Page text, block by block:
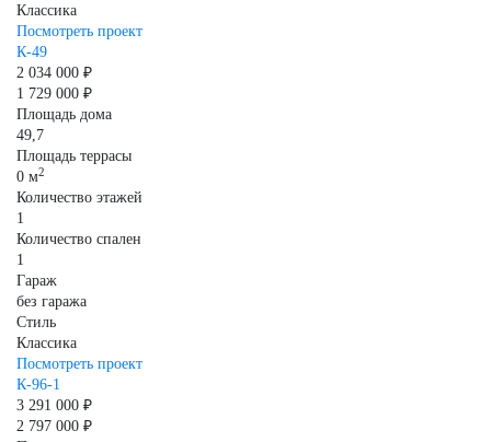
Классика
Посмотреть проект
К-49
2 034 000 ₽
1 729 000 ₽
Площадь дома
49,7
Площадь террасы
0 м2
Количество этажей
1
Количество спален
1
Гараж
без гаража
Стиль
Классика
Посмотреть проект
К-96-1
3 291 000 ₽
2 797 000 ₽